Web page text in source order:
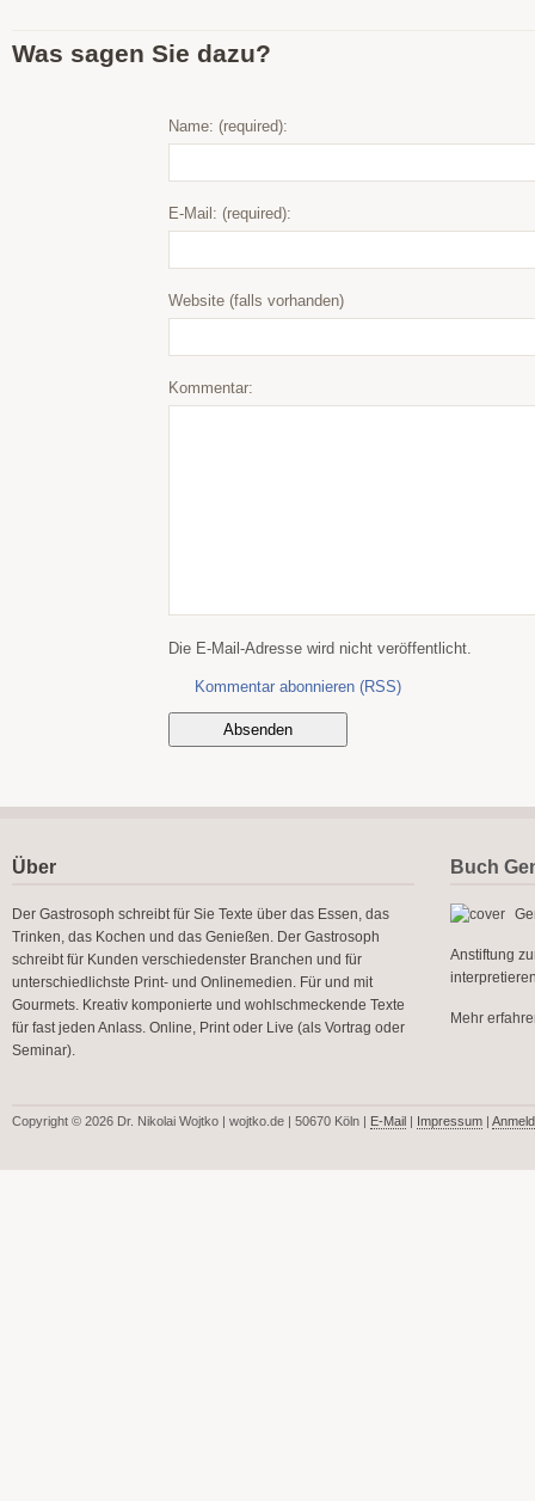
Was sagen Sie dazu?
Name: (required):
E-Mail: (required):
Website (falls vorhanden)
Kommentar:
Die E-Mail-Adresse wird nicht veröffentlicht.
Kommentar abonnieren (RSS)
Über
Der Gastrosoph schreibt für Sie Texte über das Essen, das
Trinken, das Kochen und das Genießen. Der Gastrosoph
schreibt für Kunden verschiedenster Branchen und für
unterschiedlichste Print- und Onlinemedien. Für und mit
Gourmets. Kreativ komponierte und wohlschmeckende Texte
für fast jeden Anlass. Online, Print oder Live (als Vortrag oder
Seminar).
Buch
Anstiftung
Mehr
Copyright © 2026 Dr. Nikolai Wojtko | wojtko.de | 50670 Köln | E-Mail | Impressum |